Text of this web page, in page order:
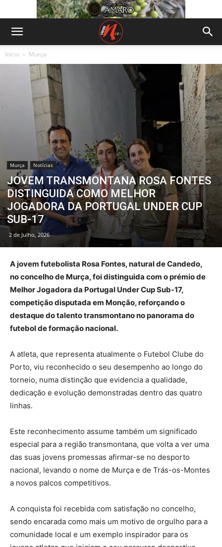
Início Murça
Murça Notícias
JOVEM TRANSMONTANA ROSA FONTES
DISTINGUIDA COMO MELHOR
JOGADORA DA PORTUGAL UNDER CUP
SUB-17
2 de Julho, 2026
A jovem futebolista Rosa Fontes, natural de Candedo,
no concelho de Murça, foi distinguida com o prémio de
Melhor Jogadora da Portugal Under Cup Sub-17,
competição disputada em Monção, reforçando o
destaque do talento transmontano no panorama do
futebol de formação nacional.
A atleta, que representa atualmente o Futebol Clube do
Porto, viu reconhecido o seu desempenho ao longo do
torneio, numa distinção que evidencia a qualidade,
dedicação e evolução demonstradas dentro das quatro
linhas.
Este reconhecimento assume também um significado
especial para a região transmontana, que volta a ver uma
das suas jovens promessas afirmar-se no desporto
nacional, levando o nome de Murça e de Trás-os-Montes
a novos palcos competitivos.
A conquista foi recebida com satisfação no concelho,
sendo encarada como mais um motivo de orgulho para a
comunidade local e um exemplo inspirador para os